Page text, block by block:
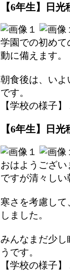
【6年生】日
学園での初め
動に備えます。
朝食後は、い
です。
【学校の様子
【6年生】日
おはようござ
ですが清々しい
寒さを考慮し
しました。
みんなまだ少
うです。
【学校の様子